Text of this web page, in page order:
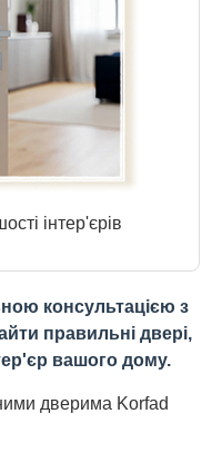
інтер'єрів
консультацією з
правильні двері,
вашого дому.
дверима Korfad